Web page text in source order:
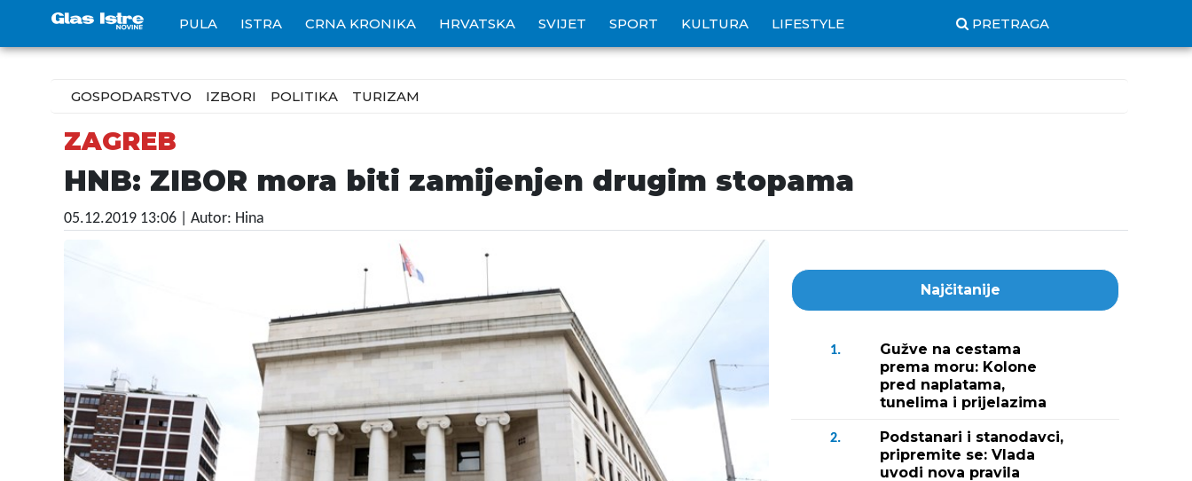
PULA ISTRA CRNA KRONIKA HRVATSKA SVIJET SPORT KULTURA LIFESTYLE PRETRAGA
GOSPODARSTVO IZBORI POLITIKA TURIZAM
ZAGREB
HNB: ZIBOR mora biti zamijenjen drugim stopama
05.12.2019 13:06 | Autor: Hina
Najčitanije
1.
Gužve na cestama
prema moru: Kolone
pred naplatama,
tunelima i prijelazima
2.
Podstanari i stanodavci,
pripremite se: Vlada
uvodi nova pravila